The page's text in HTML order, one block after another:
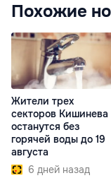
Похожие
Жители трех
секторов Кишинева
останутся без
горячей воды до 19
августа
6 дней назад